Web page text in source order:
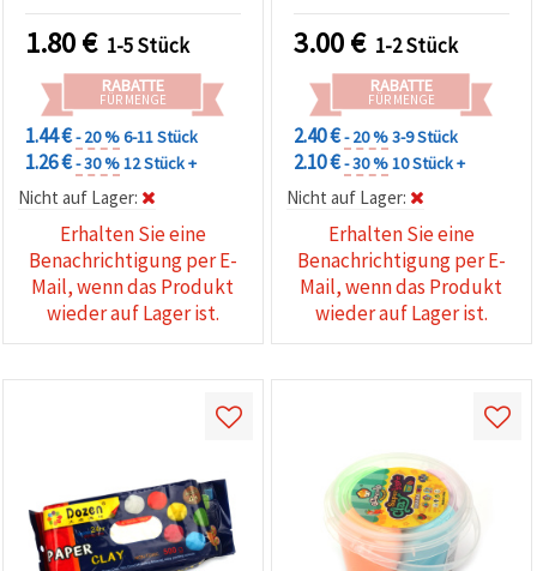
Schule, Bastelprojekte &
kreative DIY-Ideen
1.80€ 1-5 Stück
RABATTE
FÜR MENGE
1.44 €- 20 %6-11 Stück
1.26 €- 30 %12 Stück +
Nicht auf Lager:
Erhalten Sie eine
Benachrichtigung per E-
Mail, wenn das Produkt
wieder auf Lager ist.
Basteln, Skulpturen &
DIY-Kreativprojekten
3.00€ 1-2 Stück
RABATTE
FÜR MENGE
2.40 €- 20 %3-9 Stück
2.10 €- 30 %10 Stück +
Nicht auf Lager:
Erhalten Sie eine
Benachrichtigung per E-
Mail, wenn das Produkt
wieder auf Lager ist.